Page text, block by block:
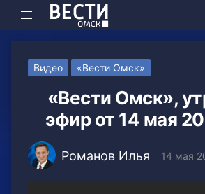
Видео «Вести Омск»
«Вести Омск»,
эфир от 14 мая
Романов Илья 14 мая